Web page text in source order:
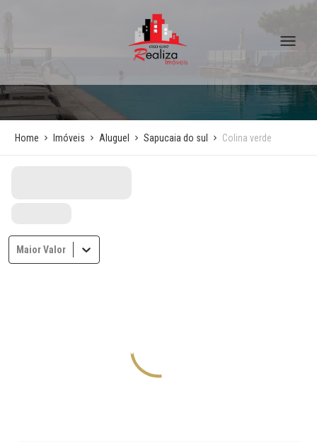
Home Imóveis Aluguel Sapucaia do sul Colina verde
Maior Valor